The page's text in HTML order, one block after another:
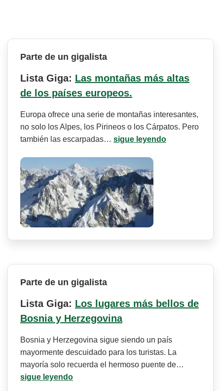
Parte de un gigalista
Lista Giga: Las montañas más altas
de los países europeos.
Europa ofrece una serie de montañas interesantes,
no solo los Alpes, los Pirineos o los Cárpatos. Pero
también las escarpadas… sigue leyendo
Parte de un gigalista
Lista Giga: Los lugares más bellos de
Bosnia y Herzegovina
Bosnia y Herzegovina sigue siendo un país
mayormente descuidado para los turistas. La
mayoría solo recuerda el hermoso puente de…
sigue leyendo